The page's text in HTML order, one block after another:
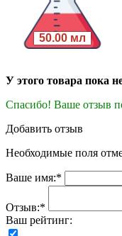
50.00 мл
У этого товара пока
Спасибо! Ваше отзыв
Добавить отзыв
Необходимые поля
Ваше имя:*
Отзыв:*
Ваш рейтинг: